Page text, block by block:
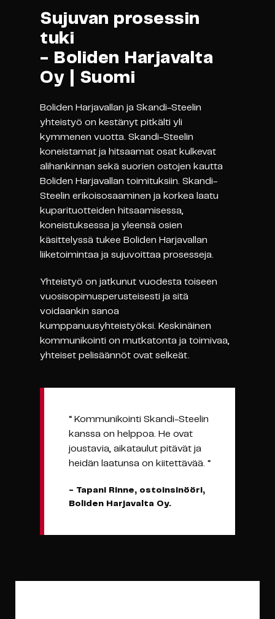
Sujuvan prosessin
tuki
- Boliden Harjavalta
Oy | Suomi
Boliden Harjavallan ja Skandi-Steelin
yhteistyö on kestänyt pitkälti yli
kymmenen vuotta. Skandi-Steelin
koneistamat ja hitsaamat osat kulkevat
alihankinnan sekä suorien ostojen kautta
Boliden Harjavallan toimituksiin. Skandi-
Steelin erikoisosaaminen ja korkea laatu
kuparituotteiden hitsaamisessa,
koneistuksessa ja yleensä osien
käsittelyssä tukee Boliden Harjavallan
liiketoimintaa ja sujuvoittaa prosesseja.
Yhteistyö on jatkunut vuodesta toiseen
vuosisopimusperusteisesti ja sitä
voidaankin sanoa
kumppanuusyhteistyöksi. Keskinäinen
kommunikointi on mutkatonta ja toimivaa,
yhteiset pelisäännöt ovat selkeät.
“ Kommunikointi Skandi-Steelin
kanssa on helppoa. He ovat
joustavia, aikataulut pitävät ja
heidän laatunsa on kiitettävää. “
- Tapani Rinne, ostoinsinööri,
Boliden Harjavalta Oy.